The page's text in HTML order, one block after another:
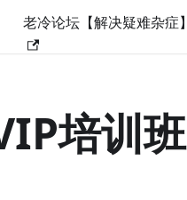
老冷论坛【解决疑难杂症】
培训班